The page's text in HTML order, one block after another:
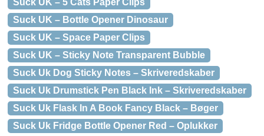
Suck UK – 5 Cats Paper Clips
Suck UK – Bottle Opener Dinosaur
Suck UK – Space Paper Clips
Suck UK – Sticky Note Transparent Bubble
Suck Uk Dog Sticky Notes – Skriveredskaber
Suck Uk Drumstick Pen Black Ink – Skriveredskaber
Suck Uk Flask In A Book Fancy Black – Bøger
Suck Uk Fridge Bottle Opener Red – Oplukker